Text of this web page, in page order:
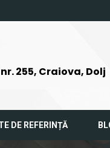
255, Craiova, Dolj
DE REFERINȚĂ